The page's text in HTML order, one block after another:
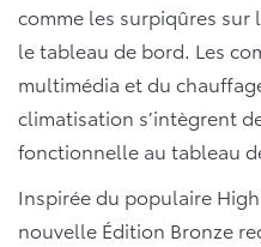
comme les surpiqûres
le tableau de bord. Les
multimédia et du
climatisation s’intègrent
fonctionnelle au tableau
Inspirée du populaire
nouvelle Édition Bronze